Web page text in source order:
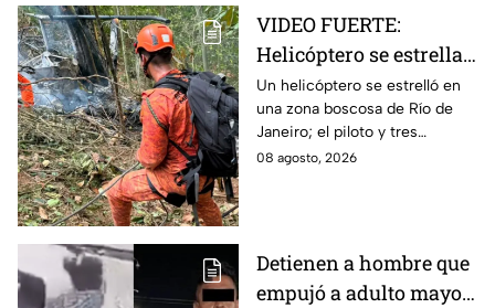
VIDEO FUERTE:
Helicóptero se estrella
y deja cuatro muertos
en Río de Janeiro; así
se vieron las llamas
Un helicóptero se estrelló en
una zona boscosa de Río de
Janeiro; el piloto y tres
mujeres murieron tras el
08 agosto, 2026
Detienen a hombre que
empujó a adulto mayor